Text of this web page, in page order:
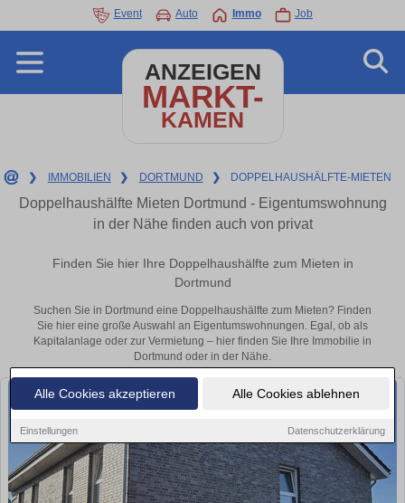
Alle Cookies akzeptieren Alle Cookies ablehnen
Einstellungen Datenschutzerklärung
Event Auto Immo Job
ANZEIGEN
MARKT-
KAMEN
❯ IMMOBILIEN ❯ DORTMUND ❯ DOPPELHAUSHÄLFTE-MIETEN
Doppelhaushälfte Mieten Dortmund - Eigentumswohnung
in der Nähe finden auch von privat
Finden Sie hier Ihre Doppelhaushälfte zum Mieten in
Dortmund
Suchen Sie in Dortmund eine Doppelhaushälfte zum Mieten? Finden
Sie hier eine große Auswahl an Eigentumswohnungen. Egal, ob als
Kapitalanlage oder zur Vermietung – hier finden Sie Ihre Immobilie in
Dortmund oder in der Nähe.